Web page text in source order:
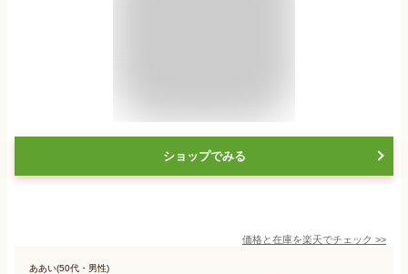
ショップでみる
価格と在庫を楽天でチェック >>
ああい(50代・男性)